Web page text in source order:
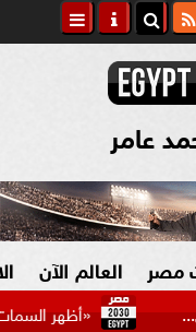
عامر
مصر العالم الآن
«أظهر السمات